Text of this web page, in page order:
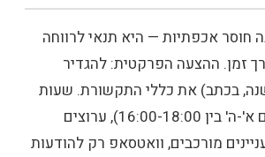
חוסר אכפתיות — היא תנאי לרווחה
זמן. ההצעה הפרקטית: להגדיר
בכתב) את כללי התקשורת. שעות
מענה (למשל, ימים א'-ה' בין 16:00-18:00), ערוצים
מורכבים, וואטסאפ רק להודעות